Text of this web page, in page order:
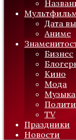
Дата
Аниме
Бизнес
Кино
Мода
Музыка
TV
Праздники
Новости